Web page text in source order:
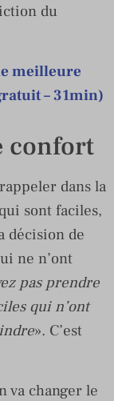
du
meilleure
– 31min)
confort
dans la
sont faciles,
décision de
ne n’ont
pas prendre
qui n’ont
». C’est
va changer le